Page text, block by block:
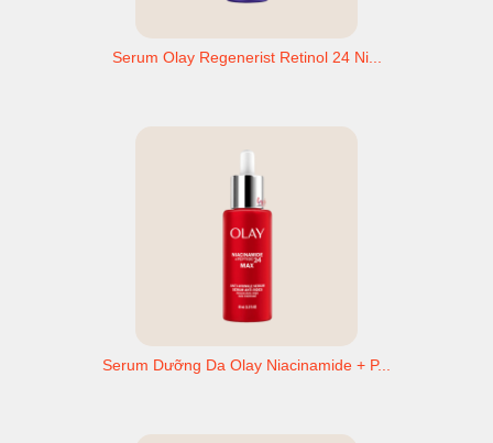
Serum Olay Regenerist Retinol 24 Ni...
Serum Dưỡng Da Olay Niacinamide + P...